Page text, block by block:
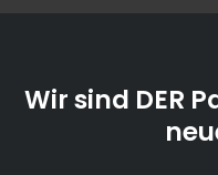
Wir sind DER